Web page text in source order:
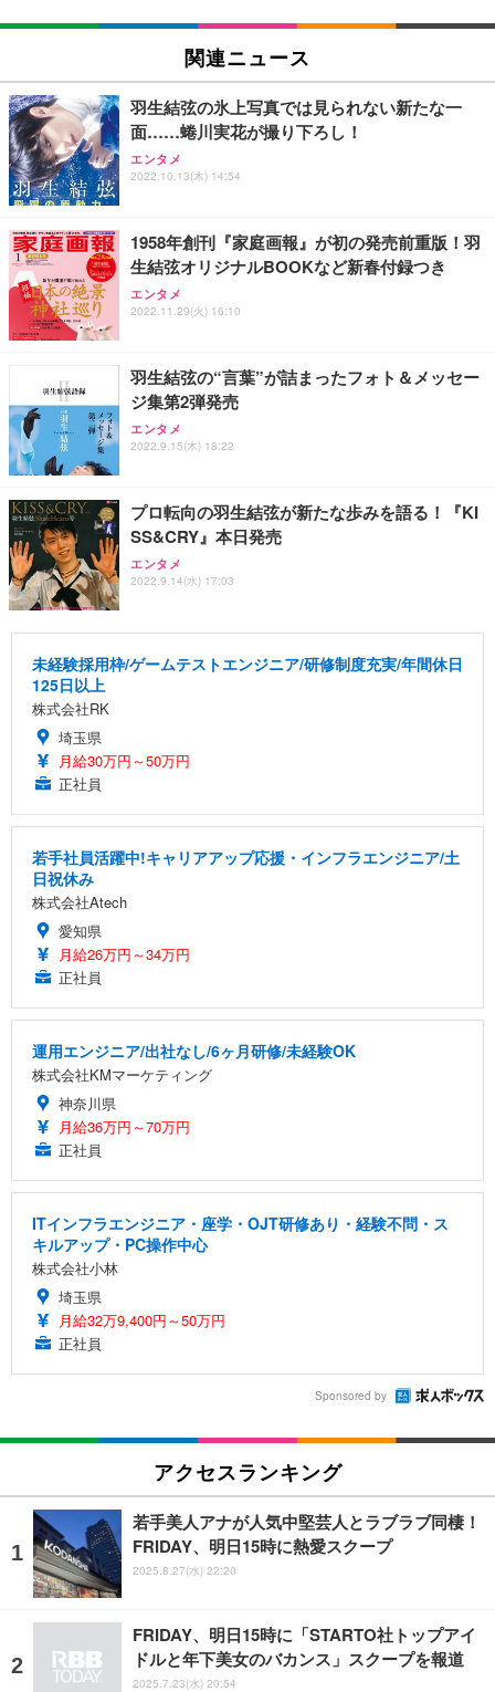
関連ニュース
羽生結弦の氷上写真では見られない新たな一
面……蜷川実花が撮り下ろし！
エンタメ
2022.10.13(木) 14:54
1958年創刊『家庭画報』が初の発売前重版！羽
生結弦オリジナルBOOKなど新春付録つき
エンタメ
2022.11.29(火) 16:10
羽生結弦の“言葉”が詰まったフォト＆メッセー
ジ集第2弾発売
エンタメ
2022.9.15(木) 18:22
プロ転向の羽生結弦が新たな歩みを語る！『KI
SS&CRY』本日発売
エンタメ
2022.9.14(水) 17:03
未経験採用枠/ゲームテストエンジニア/研修制度充実/年間休日
125日以上
株式会社RK
埼玉県
月給30万円～50万円
正社員
若手社員活躍中!キャリアアップ応援・インフラエンジニア/土
日祝休み
株式会社Atech
愛知県
月給26万円～34万円
正社員
運用エンジニア/出社なし/6ヶ月研修/未経験OK
株式会社KMマーケティング
神奈川県
月給36万円～70万円
正社員
ITインフラエンジニア・座学・OJT研修あり・経験不問・ス
キルアップ・PC操作中心
株式会社小林
埼玉県
月給32万9,400円～50万円
正社員
Sponsored by
アクセスランキング
若手美人アナが人気中堅芸人とラブラブ同棲！
FRIDAY、明日15時に熱愛スクープ
2025.8.27(水) 22:20
FRIDAY、明日15時に「STARTO社トップアイ
ドルと年下美女のバカンス」スクープを報道
2025.7.23(水) 20:54